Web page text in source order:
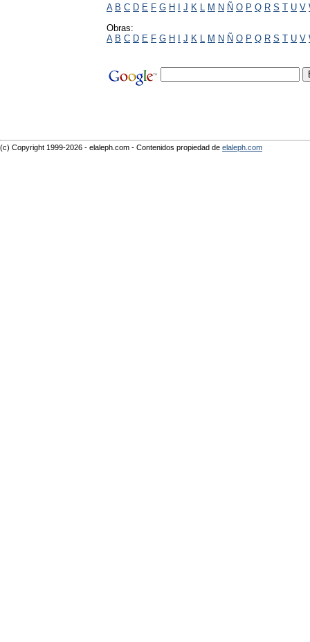
A B C D E F G H I J K L M N Ñ O P Q R S T U V
Obras:
A B C D E F G H I J K L M N Ñ O P Q R S T U V
(c) Copyright 1999-2026 - elaleph.com - Contenidos propiedad de elaleph.com